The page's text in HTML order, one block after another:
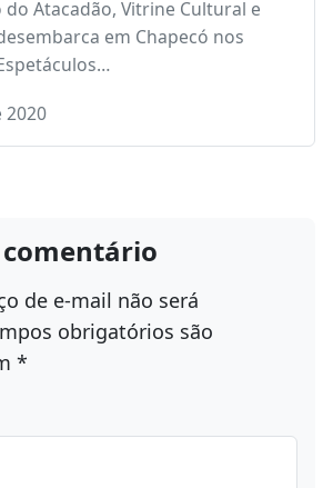
Atacadão, Vitrine Cultural e
em Chapecó nos
2020
de e-mail não será
obrigatórios são